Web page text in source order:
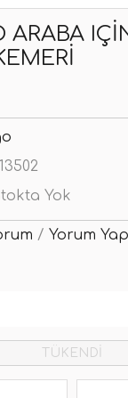
ARABA
Yok
/ Yorum Yap
TÜKENDİ